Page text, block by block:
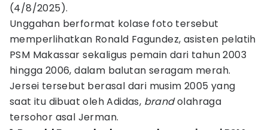
(4/8/2025).
Unggahan berformat kolase foto tersebut
memperlihatkan Ronald Fagundez, asisten pelatih
PSM Makassar sekaligus pemain dari tahun 2003
hingga 2006, dalam balutan seragam merah.
Jersei tersebut berasal dari musim 2005 yang
saat itu dibuat oleh Adidas, brandolahraga
tersohor asal Jerman.